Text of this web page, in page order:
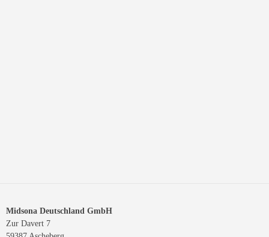
Midsona Deutschland GmbH
Zur Davert 7